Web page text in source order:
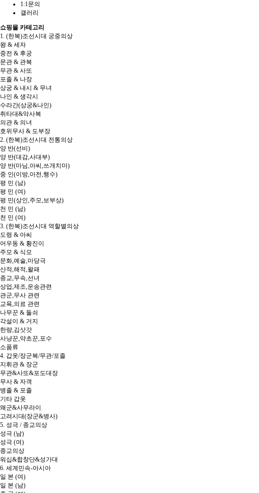
1:1문의
갤러리
쇼핑몰 카테고리
1. (한복)조선시대 궁중의상
왕 & 세자
중전 & 후궁
문관 & 관복
무관 & 사또
포졸 & 나장
상궁 & 내시 & 무녀
나인 & 생각시
수라간(상궁&나인)
취타대&악사복
의관 & 의녀
호위무사 & 도부장
2. (한복)조선시대 전통의상
양 반(선비)
양 반(대감,사대부)
양 반(마님,아씨,쓰개치마)
중 인(이방,아전,행수)
평 민 (남)
평 민 (여)
평 민(상인,주모,보부상)
천 민 (남)
천 민 (여)
3. (한복)조선시대 역할별의상
도령 & 아씨
어우동 & 황진이
주모 & 식모
문화,예술,마당극
산적,해적,왈패
종교,무속,선녀
상업,제조,운송관련
관군,무사 관련
교육,의료 관련
나무꾼 & 돌쇠
각설이 & 거지
한량,김삿갓
사냥꾼,약초꾼,포수
소품류
4. 갑옷/장군복/무관/포졸
지휘관 & 장군
무관&사또&포도대장
무사 & 자객
병졸 & 포졸
기타 갑옷
왜군&사무라이
고려시대(장군&병사)
5. 성극 / 종교의상
성극 (남)
성극 (여)
종교의상
워십&합창단&성가대
6. 세계민속-아시아
일 본 (여)
일 본 (남)